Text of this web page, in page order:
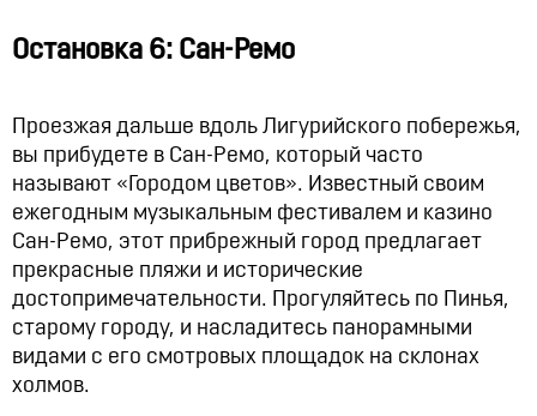
Остановка 6: Сан-Ремо
Проезжая дальше вдоль Лигурийского побережья,
вы прибудете в Сан-Ремо, который часто
называют «Городом цветов». Известный своим
ежегодным музыкальным фестивалем и казино
Сан-Ремо, этот прибрежный город предлагает
прекрасные пляжи и исторические
достопримечательности. Прогуляйтесь по Пинья,
старому городу, и насладитесь панорамными
видами с его смотровых площадок на склонах
холмов.